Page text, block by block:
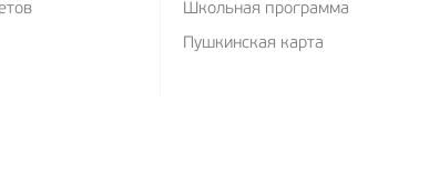
Школьная программа
Пушкинская карта